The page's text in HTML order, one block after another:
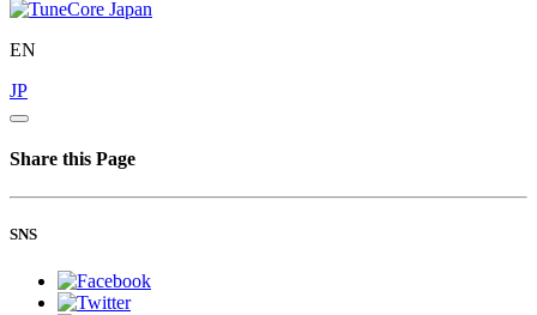
EN
JP
Share this Page
SNS